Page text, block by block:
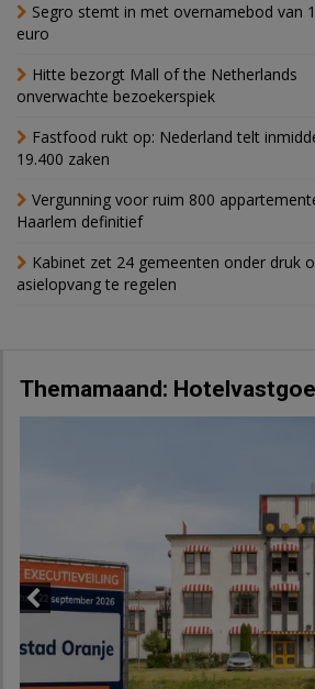
Segro stemt in met overnamebod van
euro
Hitte bezorgt Mall of the Netherlands
onverwachte bezoekerspiek
Fastfood rukt op: Nederland telt
19.400 zaken
Vergunning voor ruim 800
Haarlem definitief
Kabinet zet 24 gemeenten onder druk
asielopvang te regelen
Themamaand: